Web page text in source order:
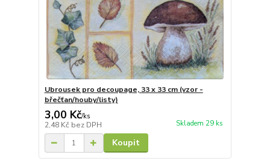
Ubrousek pro decoupage, 33 x 33 cm (vzor -
břečťan/houby/listy)
3,00 Kč/ks
2,48 Kč bez DPH Skladem 29 ks
Koupit